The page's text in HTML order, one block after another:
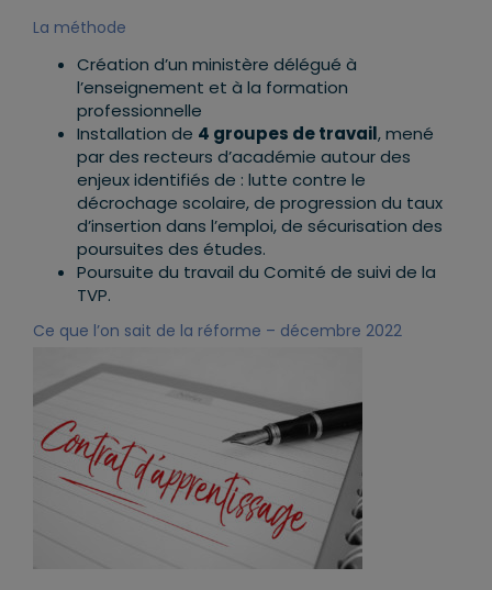
La méthode
Création d’un ministère délégué à
l’enseignement et à la formation
professionnelle
Installation de 4 groupes de travail, mené
par des recteurs d’académie autour des
enjeux identifiés de : lutte contre le
décrochage scolaire, de progression du taux
d’insertion dans l’emploi, de sécurisation des
poursuites des études.
Poursuite du travail du Comité de suivi de la
TVP.
Ce que l’on sait de la réforme – décembre 2022